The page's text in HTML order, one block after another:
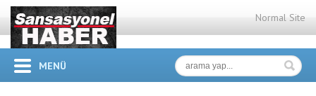
Normal Site
MENÜ